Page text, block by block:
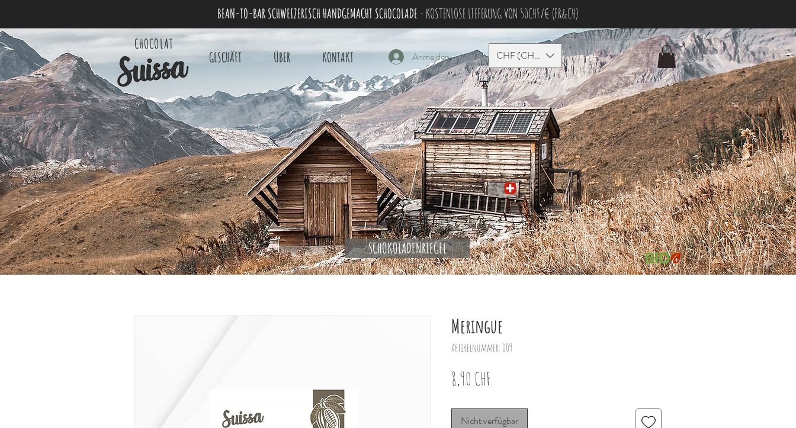
BEAN-TO-BAR SCHWEIZERISCH HANDGEMACHT SCHOCOLADE - KOSTENLOSE LIEFERUNG VON 50CHF/€ (FR&CH)
Meringue
Artikelnummer: 009
8,90 CHF
Nicht verfügbar
GESCHÄFT ÜBER KONTAKT Anmelden
CHOCOLAT
CHF (CHF)
SCHOKOLADENRIEGEL